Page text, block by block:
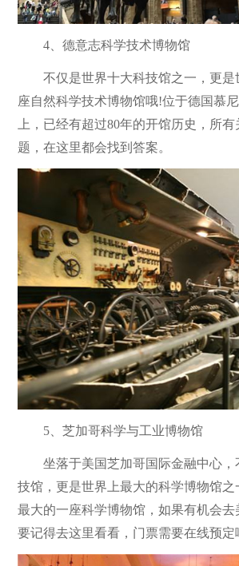
4、德意志科学技术博物馆
不仅是世界十大科技馆之一，更是
座自然科学技术博物馆哦!位于德国慕
上，已经有超过80年的开馆历史，所
题，在这里都会找到答案。
5、芝加哥科学与工业博物馆
坐落于美国芝加哥国际金融中心，
技馆，更是世界上最大的科学博物馆
最大的一座科学博物馆，如果有机会
要记得去这里看看，门票需要在线预定